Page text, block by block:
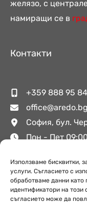
Използваме бисквитки,
услуги. Съгласието с
обработваме данни
идентификатори на този
съгласието може да
желязо, с
намиращи се в
Контакти
+359 888 95
office@aredo.bg
София, бул.
Пон - Пет
Полезни връзки